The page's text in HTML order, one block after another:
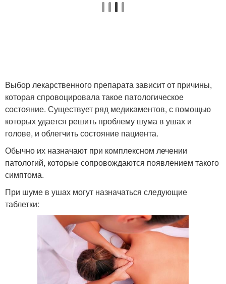
Выбор лекарственного препарата зависит от причины,
которая спровоцировала такое патологическое
состояние. Существует ряд медикаментов, с помощью
которых удается решить проблему шума в ушах и
голове, и облегчить состояние пациента.
Обычно их назначают при комплексном лечении
патологий, которые сопровождаются появлением такого
симптома.
При шуме в ушах могут назначаться следующие
таблетки: